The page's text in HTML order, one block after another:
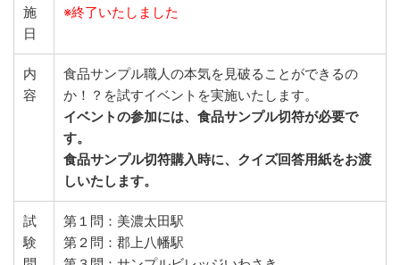
施
日
※終了いたしました
内
容
食品サンプル職人の本気を見破ることができるの
か！？を試すイベントを実施いたします。
イベントの参加には、食品サンプル切符が必要で
す。
食品サンプル切符購入時に、クイズ回答用紙をお渡
しいたします。
試
験
第１問：美濃太田駅
第２問：郡上八幡駅